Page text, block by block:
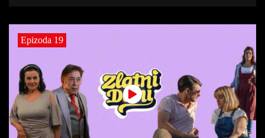
Epizoda 19